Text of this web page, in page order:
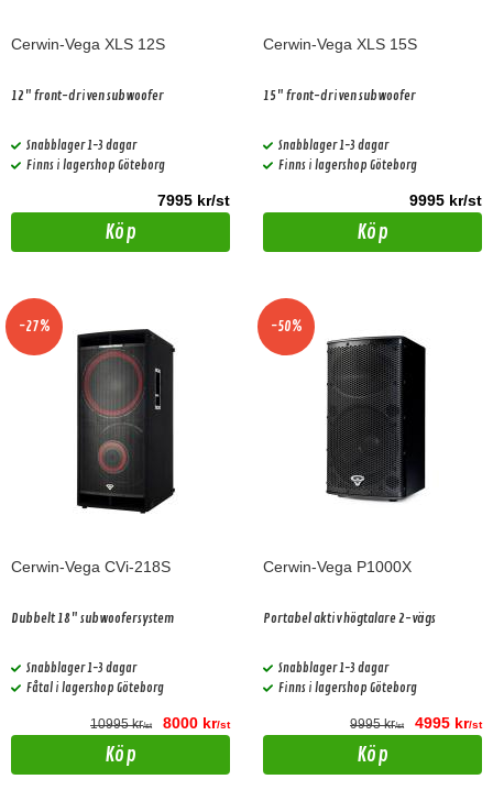
Cerwin-Vega XLS 12S
12" front-driven subwoofer
Snabblager 1-3 dagar
Finns i lagershop Göteborg
7995 kr/st
Köp
Cerwin-Vega XLS 15S
15" front-driven subwoofer
Snabblager 1-3 dagar
Finns i lagershop Göteborg
9995 kr/st
Köp
-27%
Cerwin-Vega CVi-218S
Dubbelt 18" subwoofersystem
Snabblager 1-3 dagar
Fåtal i lagershop Göteborg
10995 kr/st 8000 kr/st
Köp
-50%
Cerwin-Vega P1000X
Portabel aktiv högtalare 2-vägs
Snabblager 1-3 dagar
Finns i lagershop Göteborg
9995 kr/st 4995 kr/st
Köp